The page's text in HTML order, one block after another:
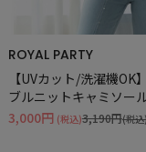
ROYAL PARTY
【UVカット/洗濯機OK
ブルニットキャミソー
3,000円 (税込)3,190円(税